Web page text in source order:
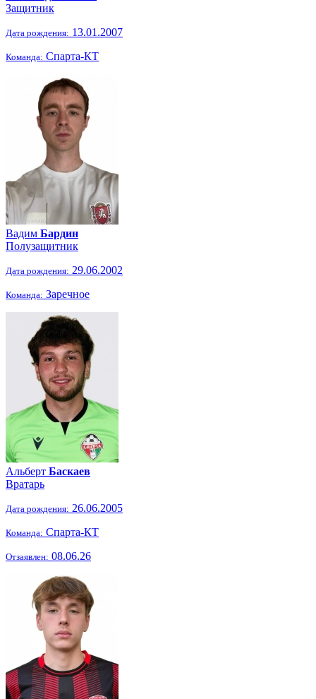
Защитник
Дата рождения: 13.01.2007
Команда: Спарта-КТ
Вадим Бардин
Полузащитник
Дата рождения: 29.06.2002
Команда: Заречное
Альберт Баскаев
Вратарь
Дата рождения: 26.06.2005
Команда: Спарта-КТ
Отзаявлен: 08.06.26